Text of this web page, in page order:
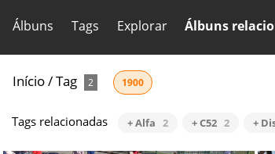
Álbuns Tags Explorar Álbuns
Início/Tag 2 1900
Tags relacionadas + Alfa 2 + C52 2 +